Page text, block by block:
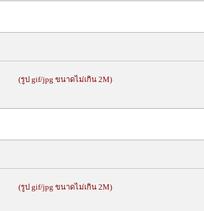
(รูป gif/jpg ขนาดไม่เกิน 2M)
(รูป gif/jpg ขนาดไม่เกิน 2M)